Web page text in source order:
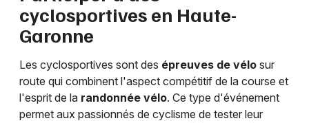
cyclosportives en Haute-
Garonne
Les cyclosportives sont des épreuves de vélo sur
route qui combinent l'aspect compétitif de la course et
l'esprit de la randonnée vélo. Ce type d'événement
permet aux passionnés de cyclisme de tester leur